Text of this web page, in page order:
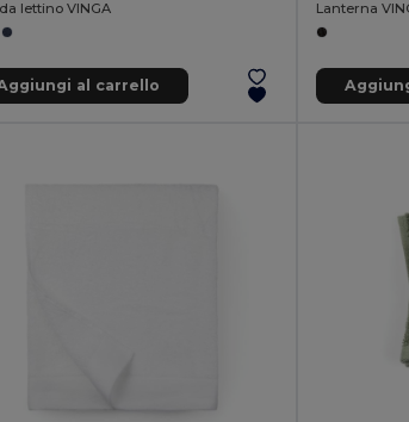
lettino VINGA
al carrello
Lanterna